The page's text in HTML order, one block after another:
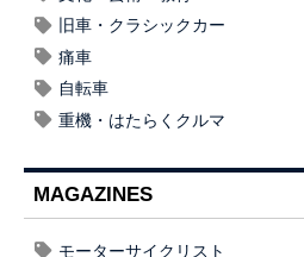
旧車・クラシックカー
痛車
自転車
重機・はたらくクルマ
MAGAZINES
モーターサイクリスト